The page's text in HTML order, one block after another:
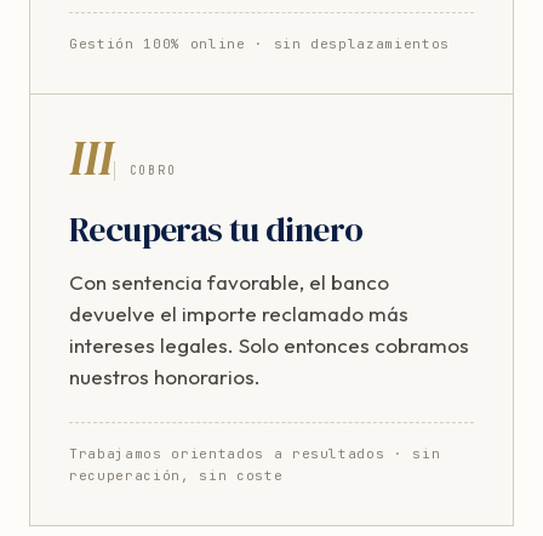
Gestión 100% online · sin desplazamientos
III COBRO
Recuperas tu dinero
Con sentencia favorable, el banco
devuelve el importe reclamado más
intereses legales. Solo entonces cobramos
nuestros honorarios.
Trabajamos orientados a resultados · sin
recuperación, sin coste